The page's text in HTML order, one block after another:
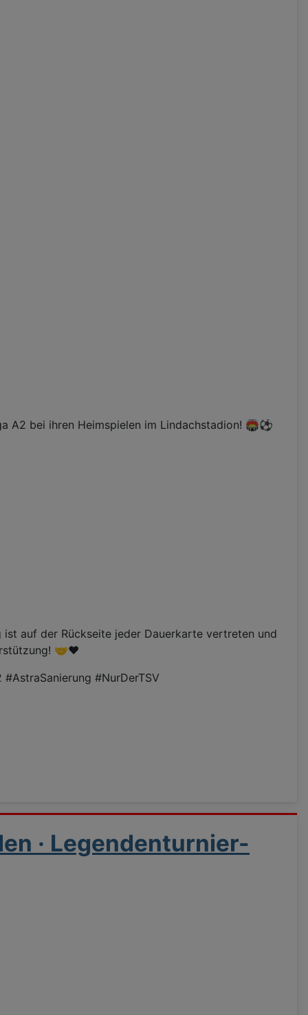
A2 bei ihren Heimspielen im Lindachstadion! 🏟️⚽
auf der Rückseite jeder Dauerkarte vertreten und
🤝❤️
#NurDerTSV
· Legendenturnier-